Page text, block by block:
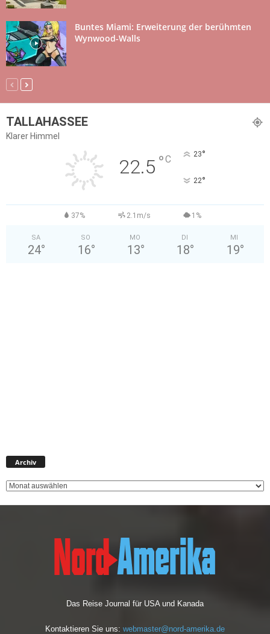
Buntes Miami: Erweiterung der berühmten
Wynwood-Walls
TALLAHASSEE
Klarer Himmel
22.5 °C 23°
22°
37% 2.1m/s 1%
SA
24°
SO
16°
MO
13°
DI
18°
MI
19°
Archiv
Das Reise Journal für USA und Kanada
Kontaktieren Sie uns: webmaster@nord-amerika.de